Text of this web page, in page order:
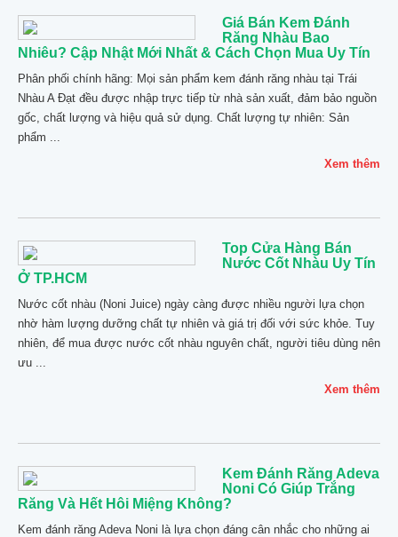
Giá Bán Kem Đánh
Răng Nhàu Bao
Nhiêu? Cập Nhật Mới Nhất & Cách Chọn Mua Uy Tín
Phân phối chính hãng: Mọi sản phẩm kem đánh răng nhàu tại Trái
Nhàu A Đạt đều được nhập trực tiếp từ nhà sản xuất, đảm bảo nguồn
gốc, chất lượng và hiệu quả sử dụng. Chất lượng tự nhiên: Sản
phẩm ...
Xem thêm
Top Cửa Hàng Bán
Nước Cốt Nhàu Uy Tín
Ở TP.HCM
Nước cốt nhàu (Noni Juice) ngày càng được nhiều người lựa chọn
nhờ hàm lượng dưỡng chất tự nhiên và giá trị đối với sức khỏe. Tuy
nhiên, để mua được nước cốt nhàu nguyên chất, người tiêu dùng nên
ưu ...
Xem thêm
Kem Đánh Răng Adeva
Noni Có Giúp Trắng
Răng Và Hết Hôi Miệng Không?
Kem đánh răng Adeva Noni là lựa chọn đáng cân nhắc cho những ai